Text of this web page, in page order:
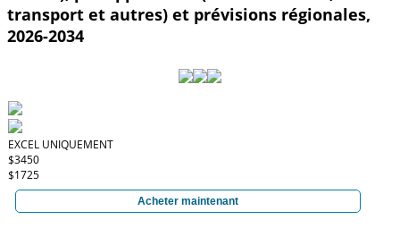
transport et autres) et prévisions régionales,
2026-2034
EXCEL UNIQUEMENT
$3450
$1725
Acheter maintenant